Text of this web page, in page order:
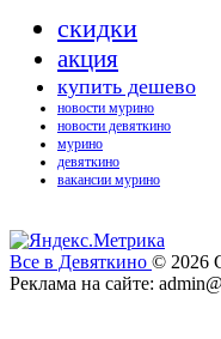
скидки
акция
купить дешево
новости мурино
новости девяткино
мурино
девяткино
вакансии мурино
Все в Девяткино © 2026
Реклама на сайте: